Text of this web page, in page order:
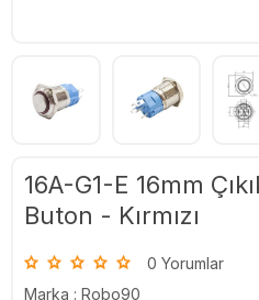
16A-G1-E 16mm
Buton - Kırmızı
0 Yorumlar
Marka : Robo90